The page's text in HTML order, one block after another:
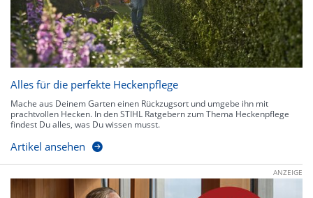
Alles für die perfekte Heckenpflege
Mache aus Deinem Garten einen Rückzugsort und umgebe ihn mit
prachtvollen Hecken. In den STIHL Ratgebern zum Thema Heckenpflege
findest Du alles, was Du wissen musst.
Artikel ansehen
ANZEIGE